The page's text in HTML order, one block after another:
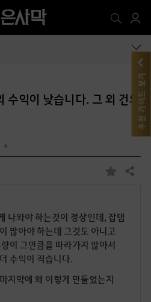
수익이 낮습니다. 그 외 건의
4
즐
기
공유하기
나와야 하는것이 정상인데, 잡탬
많아야 하는데 그것도 아니고
이 그만큼을 따라가지 않아서
수익이 적습니다.
지막에 왜 이렇게 만들었는지
추천 가이드 보기